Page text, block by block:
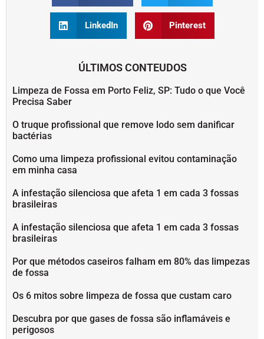
LinkedIn Pinterest
ÚLTIMOS CONTEUDOS
Limpeza de Fossa em Porto Feliz, SP: Tudo o que Você
Precisa Saber
O truque profissional que remove lodo sem danificar
bactérias
Como uma limpeza profissional evitou contaminação
em minha casa
A infestação silenciosa que afeta 1 em cada 3 fossas
brasileiras
A infestação silenciosa que afeta 1 em cada 3 fossas
brasileiras
Por que métodos caseiros falham em 80% das limpezas
de fossa
Os 6 mitos sobre limpeza de fossa que custam caro
Descubra por que gases de fossa são inflamáveis e
perigosos